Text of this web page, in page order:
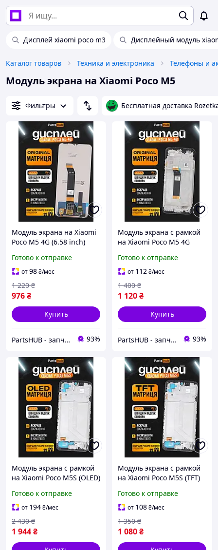
Дисплей xiaomi poco m3 Дисплейный модуль
Каталог товаров Техника и электроника Телефоны и
Модуль экрана на Xiaomi Poco M5
Фильтры Бесплатная доставка
Модуль экрана на Xiaomi
Poco M5 4G (6.58 inch)
сборе Ксиоми Поко М5 (в
подарок наборчик)
Готово к отправке
от98₴/мес
976₴
1 220 ₴
Купить
PartsHUB - запчастини на Телефони (Дисплей / Акумулятор / Шлейф-Плати) 93%
Модуль экрана с рамкой
на Xiaomi Poco M5 4G
(экран, сенсор) в сборе
Ксиоми Поко М5 (в
подарок наборчик)
Готово к отправке
от 112₴/мес
1 120₴
1 400 ₴
Купить
PartsHUB - запчастини на Телефони (Дисплей / Акумулятор / Шлейф-Плати) 93%
Модуль экрана с рамкой
на Xiaomi Poco M5S (OLED)
(экран, сенсор) в сборе
Ксиоми Поко М5С (в
подарок наборчик)
Готово к отправке
от 194₴/мес
1 944₴
2 430 ₴
Модуль экрана с рамкой
на Xiaomi Poco M5S (TFT)
(экран, сенсор) в сборе
Ксиоми Поко М5С (в
подарок наборчик)
Готово к отправке
от 108₴/мес
1 080₴
1 350 ₴